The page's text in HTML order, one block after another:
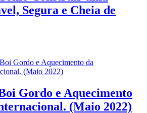
Segura e Cheia de
Gordo e Aquecimento
(Maio 2022)